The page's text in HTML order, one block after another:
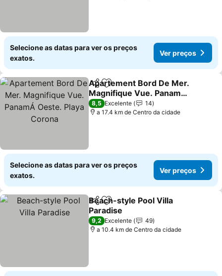
Selecione as datas para ver os preços
exatos.
Ver preços
PartilharAdicionar aos favoritos
Apartement Bord De Mer.
Magnifique Vue. PanamÁ
Oeste. Playa Corona
8,5 Excelente
14
a 17.4 km de Centro da cidade
Selecione as datas para ver os preços
exatos.
Ver preços
PartilharAdicionar aos favoritos
Beach-style Pool Villa
Paradise
9,2 Excelente
49
a 10.4 km de Centro da cidade